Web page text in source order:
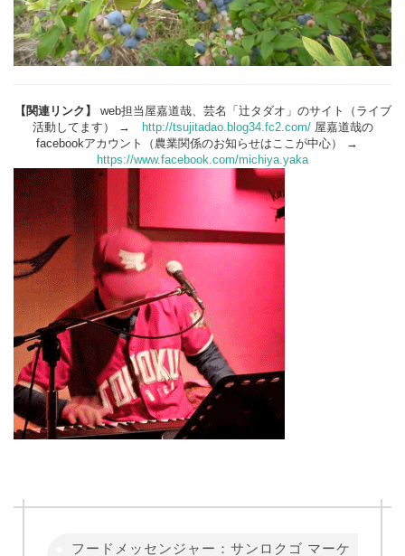
【関連リンク】 web担当屋嘉道哉、芸名「辻タダオ」のサイト（ライブ
活動してます） → http://tsujitadao.blog34.fc2.com/屋嘉道哉の
facebookアカウント（農業関係のお知らせはここが中心） →
https://www.facebook.com/michiya.yaka
フードメッセンジャー：サンロクゴ マーケ